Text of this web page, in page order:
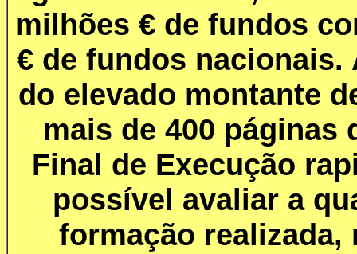
milhões € de fundos
€ de fundos nacionais.
do elevado montante
mais de 400
Final de Execução
possível avaliar a
formação realizada,